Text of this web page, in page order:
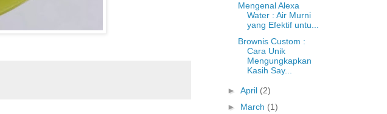
Mengenal Alexa
Water : Air Murni
yang Efektif untu...
Brownis Custom :
Cara Unik
Mengungkapkan
Kasih Say...
► April (2)
► March (1)